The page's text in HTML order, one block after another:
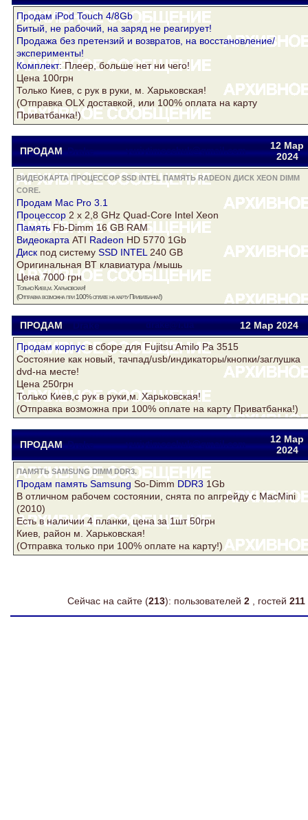
Продам iPod Touch 4/8Gb
Битый, не рабочий, на заряд не реагирует!
Продажа без претензий и возвратов, на восстановление/
эксперименты!
Комплект: Плеер, больше нет ни чего!
Цена 100грн
Только Киев, с рук в руки, м. Харьковская!
(Отправка OLX доставкой, или 100% оплата на карту
Приватбанка!)
ПРОДАМ Drake yuriytimoschuk@gmail.com
12 Мар
2024
ВИДЕОКАРТА ПРОЦЕССОР SSD INTEL ПАМЯТЬ RADEON ДИСК XEON DIMM
CORE.
Продам Mac Pro 3.1
Процессор 2 x 2,8 GHz Quad-Core Intel Xeon
ПамятьFb-Dimm 16 GB RAM
Видеокарта ATI Radeon HD 5770 1Gb
Диск под систему SSD INTEL 240 GB
Оригинальная BT клавиатура /мышь
Цена 7000 грн
Только Киев,м. Харьковская!
(Отправка возможна при 100% оплате на карту Приватбанка!)
ПРОДАМ Drake drake@i.ua 12 Мар2024
Продамкорпусв сборе для Fujitsu Amilo Pa 3515
Состояние как новый, тачпад/usb/индикаторы/кнопки/заглушка
dvd-на месте!
Цена 250грн
Только Киев,с рук в руки,м. Харьковская!
(Отправка возможна при 100% оплате на карту Приватбанка!)
ПРОДАМ Drake yuriytimoschuk@gmail.com
12 Мар
2024
ПАМЯТЬ SAMSUNG DIMM DDR3.
Продам память Samsung So-Dimm DDR3 1Gb
В отличном рабочем состоянии, снята по апгрейду с MacMini
(2010)
Есть в наличии 4 планки, цена за 1шт 50грн
Киев, район м. Харьковская!
(Отправка только при 100% оплате на карту!)
Сейчас на сайте (213): пользователей 2 , гостей 211